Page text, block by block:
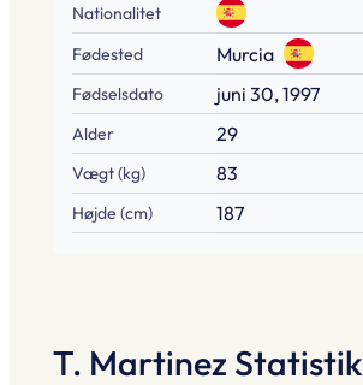
Nationalitet
Fødested
Murcia
Fødselsdato juni 30, 1997
Alder 29
Vægt (kg) 83
Højde (cm) 187
T. Martinez Statistik